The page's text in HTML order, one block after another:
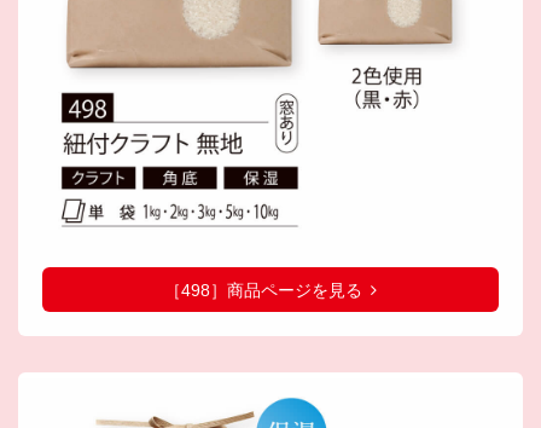
［498］商品ページを見る